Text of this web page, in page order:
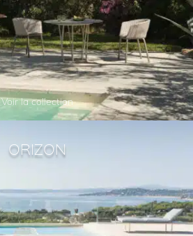
Voir la collection
ORIZON